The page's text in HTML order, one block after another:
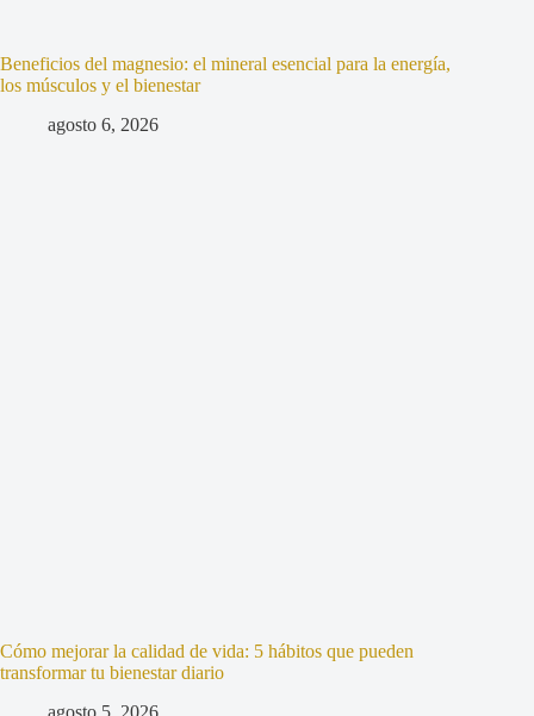
Beneficios del magnesio: el mineral esencial para la energía,
los músculos y el bienestar
agosto 6, 2026
Cómo mejorar la calidad de vida: 5 hábitos que pueden
transformar tu bienestar diario
agosto 5, 2026